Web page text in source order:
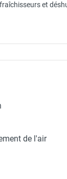
et
de l'air